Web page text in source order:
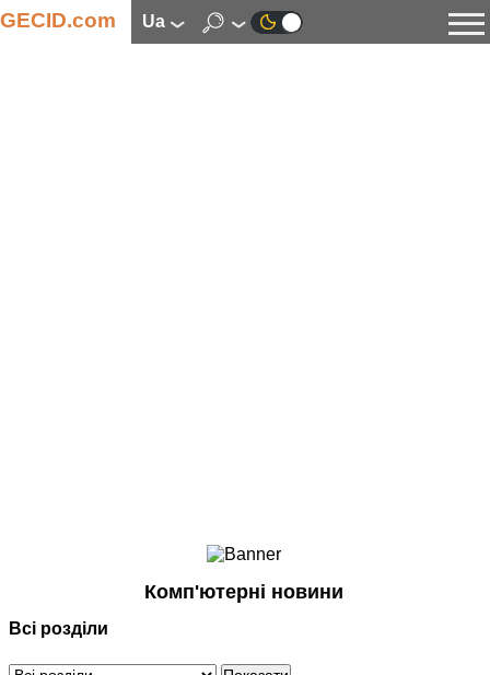
GECID.com ua
Смартфони
Периферія
Програмне забезпечення
Комп'ютерні новини
Всі розділи